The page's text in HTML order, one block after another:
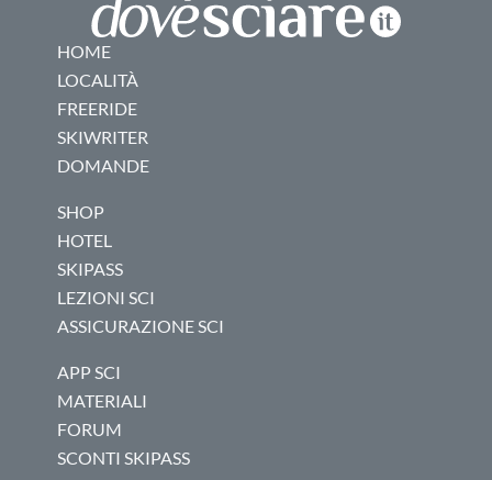
HOME
LOCALITÀ
FREERIDE
SKIWRITER
DOMANDE
SHOP
HOTEL
SKIPASS
LEZIONI SCI
ASSICURAZIONE SCI
APP SCI
MATERIALI
FORUM
SCONTI SKIPASS